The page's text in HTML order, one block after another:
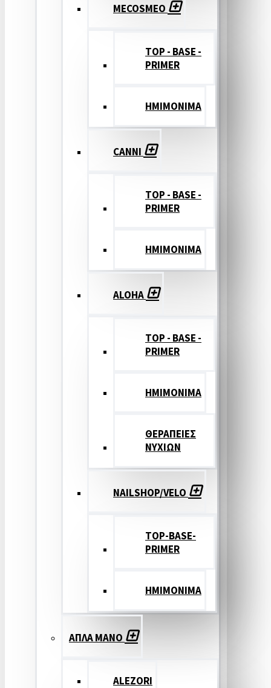
MECOSMEO
TOP - BASE -
PRIMER
ΗΜΙΜΟΝΙΜΑ
CANNI
TOP - BASE -
PRIMER
ΗΜΙΜΟΝΙΜΑ
ALOHA
TOP - BASE -
PRIMER
ΗΜΙΜΟΝΙΜΑ
ΘΕΡΑΠΕΙΕΣ
ΝΥΧΙΩΝ
NAILSHOP/VELO
TOP-BASE-
PRIMER
ΗΜΙΜΟΝΙΜΑ
ΑΠΛΑ ΜΑΝΟ
ALEZORI